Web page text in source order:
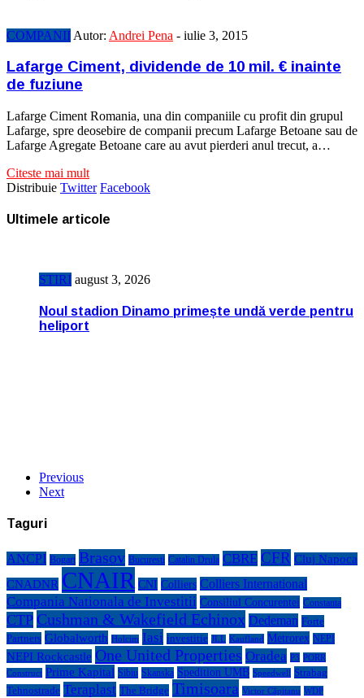
COMPANII Autor: Andrei Pena - iulie 3, 2015
Lafarge Ciment, dividende de 10 mil. € inainte
de fuziune
Lafarge Ciment Romania, una din companiile cu profit din grupul
Lafarge, spre deosebire de companii precum Lafarge Betoane sau de
Lafarge Agregate Betoane care au avut pierderi anul trecut, a…
Citeste mai mult
Distribuie Twitter Facebook
Ultimele articole
STIRI august 3, 2026
Noul stadion Dinamo primește undă verde pentru
heliport
Previous
Next
Taguri
ANCPI Bogart Brasov Bucuresti Catalin Drula CBRE CFR Cluj Napoca
CNADNR CNAIR CNI Colliers Colliers International
Compania Nationala de Investitii Consiliul Concurentei Constanta
CTP Cushman & Wakefield Echinox Dedeman Forte
Partners Globalworth Holcim Iasi investitie JLL Kaufland Metrorex NEPI
NEPI Rockcastle One United Properties Oradea P3 PORR
Construct Prime Kapital Sibiu Skanska Spedition UMB Speedwell Strabag
Tehnostrade Teraplast The Bridge Timisoara Victor Căpitanu WDP